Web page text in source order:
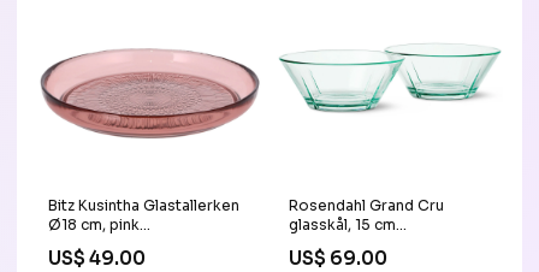
Bitz Kusintha Glastallerken
Ø18 cm, pink
byhornsleth.dk
US$ 49.00
Rosendahl Grand Cru
glasskål, 15 cm
KitchenOne.dk
US$ 69.00